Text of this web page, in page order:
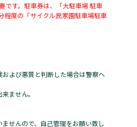
です。駐車券は、「大駐車場 駐車
程度の「サイクル民家園駐車場駐車
よび悪質と判断した場合は警察へ
ません。
せんので、自己管理をお願い致し